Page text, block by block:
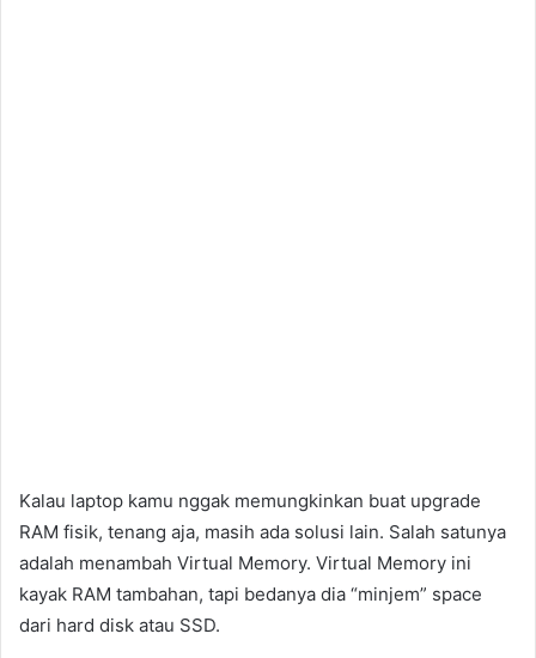
Kalau laptop kamu nggak memungkinkan buat upgrade
RAM fisik, tenang aja, masih ada solusi lain. Salah satunya
adalah menambah Virtual Memory. Virtual Memory ini
kayak RAM tambahan, tapi bedanya dia “minjem” space
dari hard disk atau SSD.